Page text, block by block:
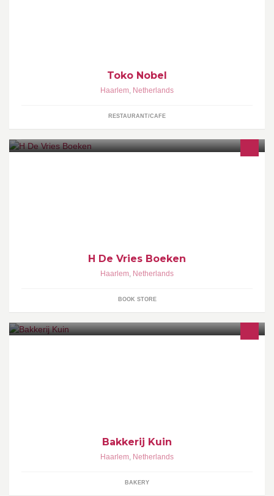
Toko Nobel
Haarlem, Netherlands
RESTAURANT/CAFE
H De Vries Boeken
Haarlem, Netherlands
BOOK STORE
Bakkerij Kuin
Haarlem, Netherlands
BAKERY